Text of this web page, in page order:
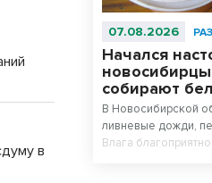
07.08.2026
Начался
собирают
В Новосибирской
ливневые дожди,
Влага
в